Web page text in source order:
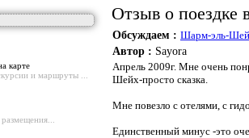
карте
и маршруты ...
Отзыв о поездке
Обсуждаем : Шарм-эль-
Автор : Sayora
Апрель 2009г. Мне очень
Шейх-просто сказка.
Мне повезло с отелями, с
Единственный минус -это